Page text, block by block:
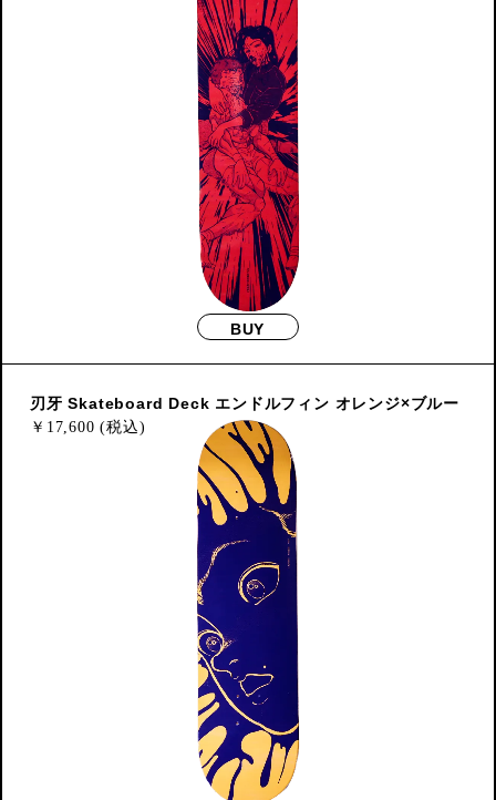
BUY
刃牙 Skateboard Deck エンドルフィン オレンジ×ブルー
￥ 17,600 (税込)